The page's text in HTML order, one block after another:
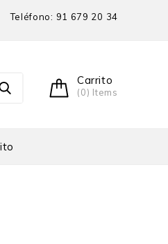
Teléfono: 91 679 20 34
Carrito
(0) Items